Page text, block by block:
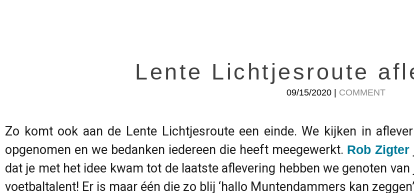
Lente Lichtjesroute
09/15/2020 | COMMENT
Zo komt ook aan de Lente Lichtjesroute een einde. We kijken in
opgenomen en we bedanken iedereen die heeft meegewerkt. Rob Zigter
dat je met het idee kwam tot de laatste aflevering hebben we genoten
voetbaltalent! Er is maar één die zo blij ‘hallo Muntendammers kan